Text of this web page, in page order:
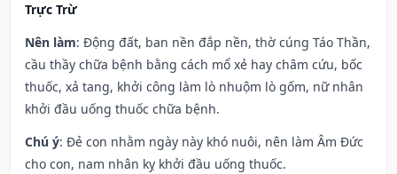
Trực Trừ
Nên làm: Động đất, ban nền đắp nền, thờ cúng Táo Thần,
cầu thầy chữa bệnh bằng cách mổ xẻ hay châm cứu, bốc
thuốc, xả tang, khởi công làm lò nhuộm lò gốm, nữ nhân
khởi đầu uống thuốc chữa bệnh.
Chú ý: Đẻ con nhằm ngày này khó nuôi, nên làm Âm Đức
cho con, nam nhân kỵ khởi đầu uống thuốc.